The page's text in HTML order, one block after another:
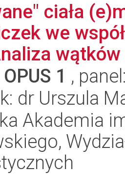
ciała
we
OPUS 1 ,
dr Urszula
Akademia